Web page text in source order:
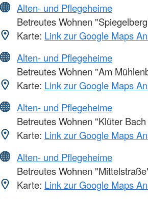
Alten- und Pflegeheime
Betreutes Wohnen
Karte: Link zur Google Maps
Alten- und Pflegeheime
Betreutes Wohnen "Am
Karte: Link zur Google Maps
Alten- und Pflegeheime
Betreutes Wohnen "Klüter
Karte: Link zur Google Maps
Alten- und Pflegeheime
Betreutes Wohnen
Karte: Link zur Google Maps